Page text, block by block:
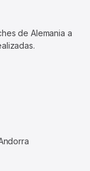
de Alemania a